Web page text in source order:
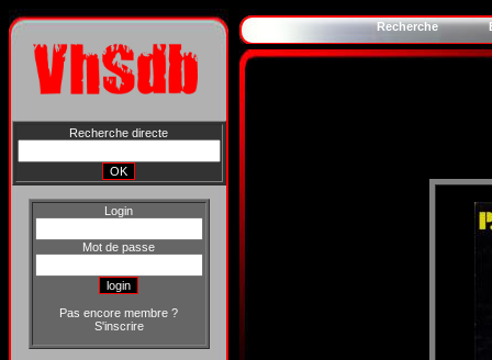
Recherche directe
Login
Mot de passe
Pas encore membre ?
S'inscrire
Recherche